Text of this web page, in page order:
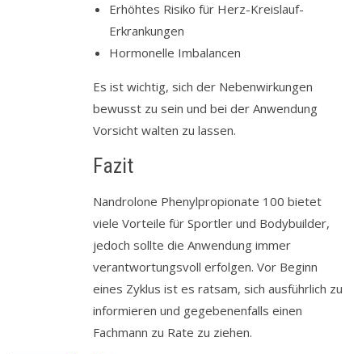
Erhöhtes Risiko für Herz-Kreislauf-
Erkrankungen
Hormonelle Imbalancen
Es ist wichtig, sich der Nebenwirkungen
bewusst zu sein und bei der Anwendung
Vorsicht walten zu lassen.
Fazit
Nandrolone Phenylpropionate 100 bietet
viele Vorteile für Sportler und Bodybuilder,
jedoch sollte die Anwendung immer
verantwortungsvoll erfolgen. Vor Beginn
eines Zyklus ist es ratsam, sich ausführlich zu
informieren und gegebenenfalls einen
Fachmann zu Rate zu ziehen.